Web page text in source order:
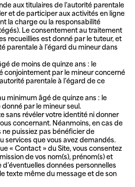
aux titulaires de l’autorité parentale
et de participer aux activités en ligne
la charge ou la responsabilité
Le consentement au traitement
recueillies est donné par le tuteur, et
parentale à l’égard du mineur dans
de moins de quinze ans : le
conjointement par le mineur concerné
parentale à l’égard de ce
minimum âgé de quinze ans : le
par le mineur seul.
sans révéler votre identité ni donner
concernant. Néanmoins, en cas de
ne puissiez pas bénéficier de
services que vous avez demandés.
« Contact » du Site, vous consentez
de vos nom(s), prénom(s) et
données personnelles
texte même du message et de son